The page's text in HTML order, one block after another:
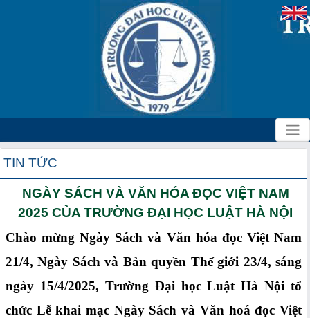
TIN TỨC
NGÀY SÁCH VÀ VĂN HÓA ĐỌC VIỆT NAM
2025 CỦA TRƯỜNG ĐẠI HỌC LUẬT HÀ NỘI
Chào mừng Ngày Sách và Văn hóa đọc Việt Nam
21/4, Ngày Sách và Bản quyền Thế giới 23/4, sáng
ngày 15/4/2025, Trường Đại học Luật Hà Nội tổ
chức Lễ khai mạc Ngày Sách và Văn hoá đọc Việt